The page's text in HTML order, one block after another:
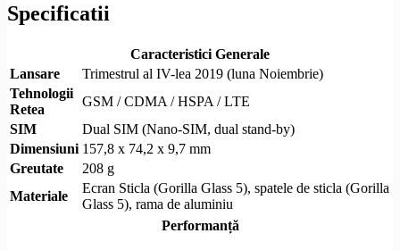
Specificatii
Caracteristici Generale
Lansare
Trimestrul al IV-lea 2019 (luna Noiembrie)
Tehnologii
Retea
GSM /CDMA /HSPA /LTE
SIM
Dual SIM (Nano-SIM, dual stand-by)
Dimensiuni 157,8 x 74,2 x 9,7 mm
Greutate
208 g
Materiale
Ecran Sticla (Gorilla Glass 5), spatele de sticla (Gorilla
Glass 5), rama de aluminiu
Performanță